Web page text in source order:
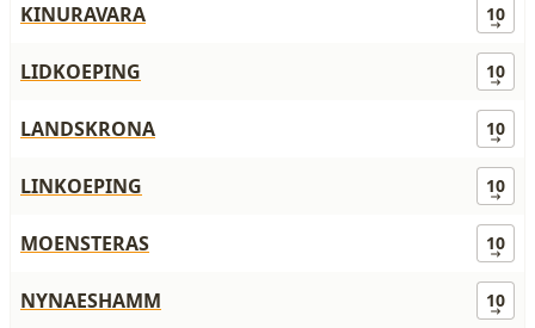
KINURAVARA 10
LIDKOEPING 10
LANDSKRONA 10
LINKOEPING 10
MOENSTERAS 10
NYNAESHAMM 10